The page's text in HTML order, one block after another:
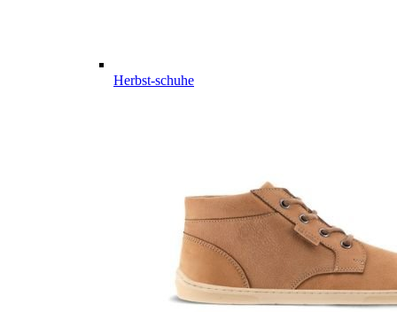
Herbst-schuhe